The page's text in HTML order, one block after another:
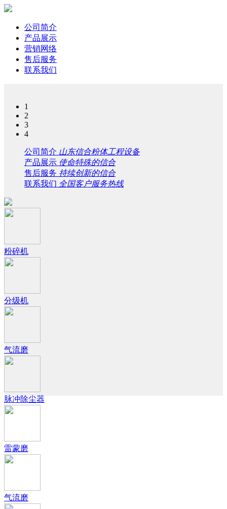
公司简介
产品展示
营销网络
售后服务
联系我们
1
2
3
4
公司简介 山东信合粉体工程设备
产品展示 使命特殊的信合
售后服务 持续创新的信合
联系我们 全国客户服务热线
粉碎机
分级机
气流磨
脉冲除尘器
雷蒙磨
气流磨